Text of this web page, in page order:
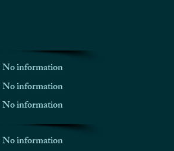
No information
No information
No information
No information